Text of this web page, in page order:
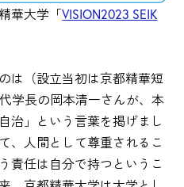
華大学「VISION2023 SEIK
は（設立当初は京都精華短
学長の岡本清一さんが、本
治」という言葉を掲げまし
、人間として尊重されるこ
責任は自分で持つというこ